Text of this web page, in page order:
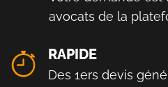
avocats de la
RAPIDE
Des 1ers devis